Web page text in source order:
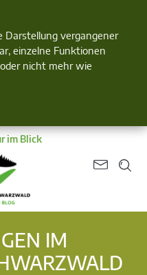
Darstellung vergangener
einzelne Funktionen
nicht mehr wie
im Blick
IM